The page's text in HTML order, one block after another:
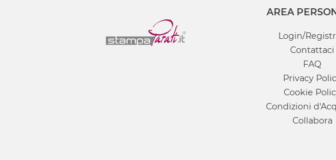
AREA
Login/
Contattaci
FAQ
Privacy
Cookie
Condizioni
Collabora